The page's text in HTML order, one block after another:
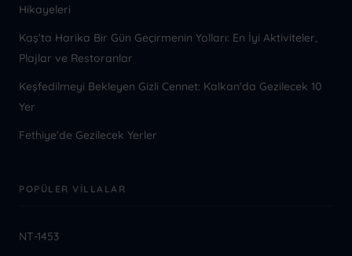
Hikayeleri
Kaş'ta Harika Bir Gün Geçirmenin Yolları: En İyi Aktiviteler,
Plajlar ve Restoranlar
Keşfedilmeyi Bekleyen Gizli Cennet: Kalkan'da Gezilecek 10
Yer
Fethiye'de Gezilecek Yerler
POPÜLER VILLALAR
NT-1453